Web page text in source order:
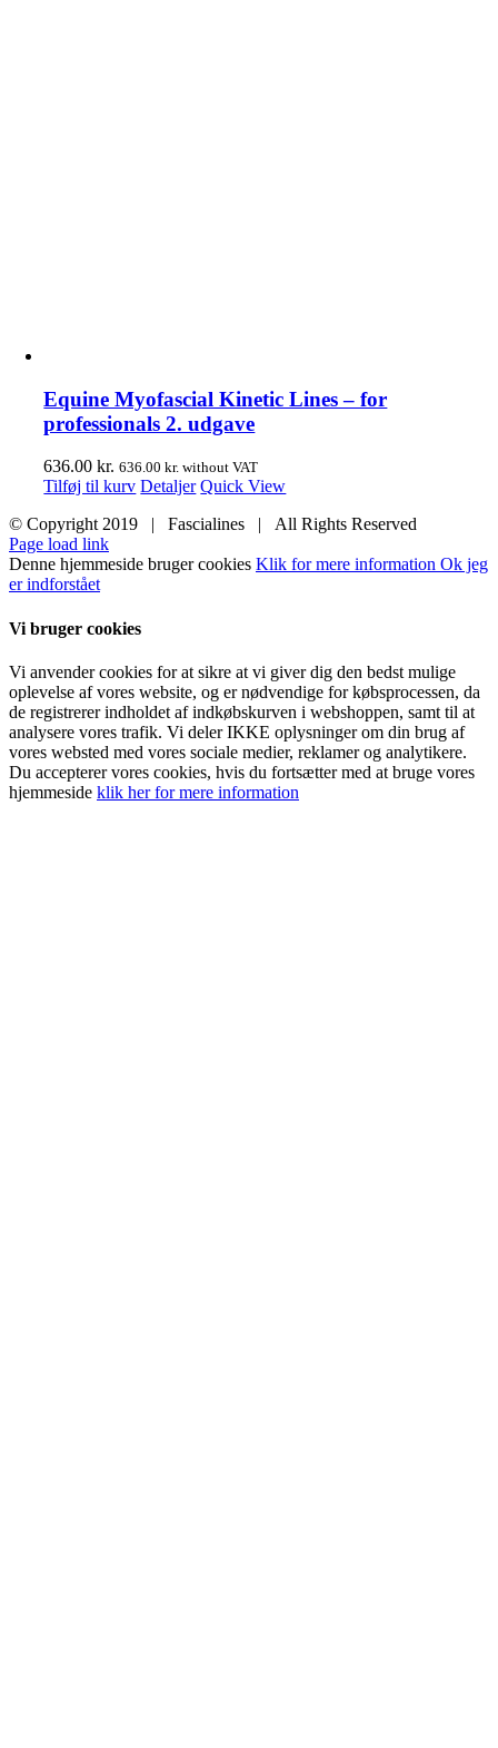
Equine Myofascial Kinetic Lines – for
professionals 2. udgave
636.00kr. 636.00kr. without VAT
Tilføj til kurv Detaljer Quick View
© Copyright 2019 | Fascialines | All Rights Reserved
Page load link
Denne hjemmeside bruger cookies Klik for mere information Ok jeg
er indforstået
Vi bruger cookies
Vi anvender cookies for at sikre at vi giver dig den bedst mulige
oplevelse af vores website, og er nødvendige for købsprocessen, da
de registrerer indholdet af indkøbskurven i webshoppen, samt til at
analysere vores trafik. Vi deler IKKE oplysninger om din brug af
vores websted med vores sociale medier, reklamer og analytikere.
Du accepterer vores cookies, hvis du fortsætter med at bruge vores
hjemmeside klik her for mere information